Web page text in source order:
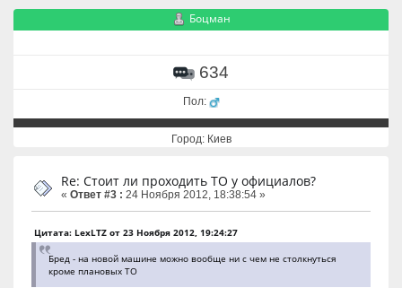
Боцман
634
Пол:
Город: Киев
Re: Стоит ли проходить ТО у официалов?
« Ответ #3 : 24 Ноября 2012, 18:38:54 »
Цитата: LexLTZ от 23 Ноября 2012, 19:24:27
Бред - на новой машине можно вообще ни с чем не столкнуться
кроме плановых ТО